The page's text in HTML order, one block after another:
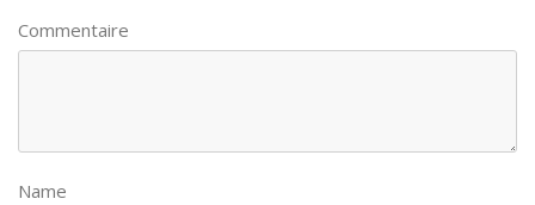
Commentaire
Name